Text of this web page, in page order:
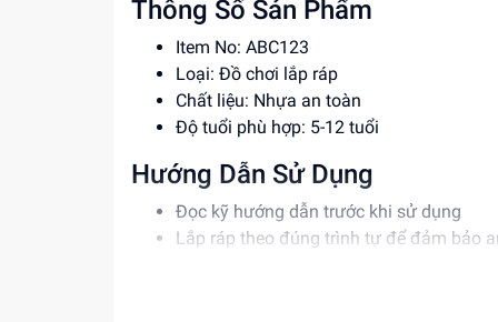
Thông Số Sản Phẩm
Item No: ABC123
Loại: Đồ chơi lắp ráp
Chất liệu: Nhựa an toàn
Độ tuổi phù hợp: 5-12 tuổi
Hướng Dẫn Sử Dụng
Đọc kỹ hướng dẫn trước khi sử dụng
Lắp ráp theo đúng trình tự để đảm bảo